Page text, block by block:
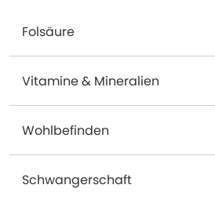
Folsäure
Vitamine & Mineralien
Wohlbefinden
Schwangerschaft